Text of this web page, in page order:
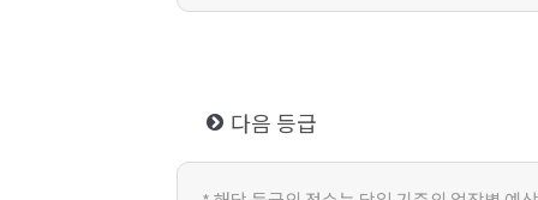
다음 등급